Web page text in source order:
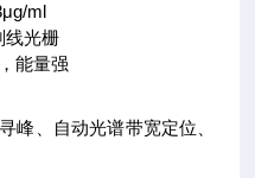
ml
线光栅
能量强
峰、自动光谱带宽定位、